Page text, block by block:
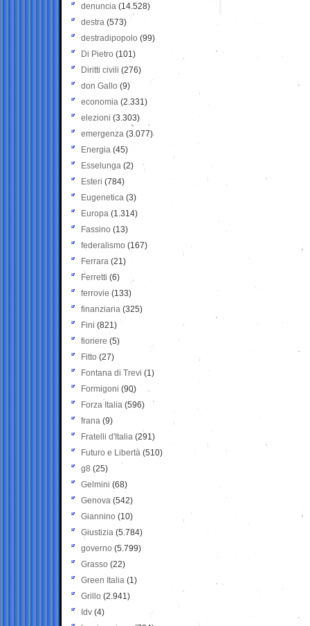
denuncia (14.528)
destra (573)
destradipopolo (99)
Di Pietro (101)
Diritti civili (276)
don Gallo (9)
economia (2.331)
elezioni (3.303)
emergenza (3.077)
Energia (45)
Esselunga (2)
Esteri (784)
Eugenetica (3)
Europa (1.314)
Fassino (13)
federalismo (167)
Ferrara (21)
Ferretti (6)
ferrovie (133)
finanziaria (325)
Fini (821)
fioriere (5)
Fitto (27)
Fontana di Trevi (1)
Formigoni (90)
Forza Italia (596)
frana (9)
Fratelli d'Italia (291)
Futuro e Libertà (510)
g8 (25)
Gelmini (68)
Genova (542)
Giannino (10)
Giustizia (5.784)
governo (5.799)
Grasso (22)
Green Italia (1)
Grillo (2.941)
Idv (4)